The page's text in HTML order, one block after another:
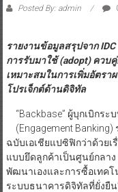
Posted By: admin
รายงานข้อมูลสรุปจาก
การรับมาใช้ (adopt) ควบ
เหมาะสมในการเพิ่มอัตรา
โปรเจ็กต์ด้านดิจิทัล
“Backbase” ผู้บุกเบิกร
(Engagement
ฉบับเอเชียแปซิฟิกว่าด้วยเ
แบบยึดลูกค้าเป็นศูนย์กลา
พัฒนาเองและการซื้อเทค
ระบบธนาคารดิจิทัลที่ยั่งยืน